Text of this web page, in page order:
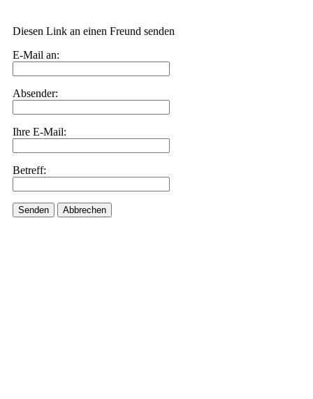
Diesen Link an einen Freund senden
E-Mail an:
Absender:
Ihre E-Mail:
Betreff:
Senden Abbrechen